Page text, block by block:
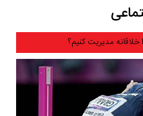
مدیریت کنیم؟